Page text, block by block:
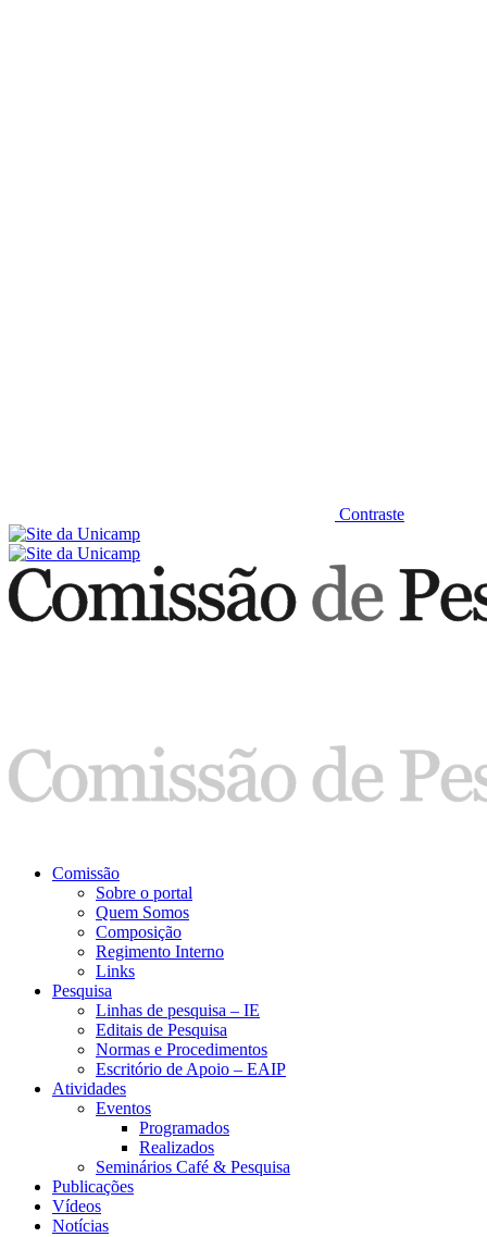
Contraste
Comissão
Sobre o portal
Quem Somos
Composição
Regimento Interno
Links
Pesquisa
Linhas de pesquisa – IE
Editais de Pesquisa
Normas e Procedimentos
Escritório de Apoio – EAIP
Atividades
Eventos
Programados
Realizados
Seminários Café & Pesquisa
Publicações
Vídeos
Notícias